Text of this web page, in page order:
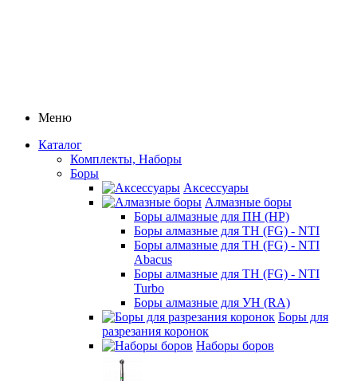
Меню
Каталог
Комплекты, Наборы
Боры
Аксессуары
Алмазные боры
Боры алмазные для ПН (HP)
Боры алмазные для ТН (FG) - NTI
Боры алмазные для ТН (FG) - NTI
Abacus
Боры алмазные для ТН (FG) - NTI
Turbo
Боры алмазные для УН (RA)
Боры для
разрезания коронок
Наборы боров